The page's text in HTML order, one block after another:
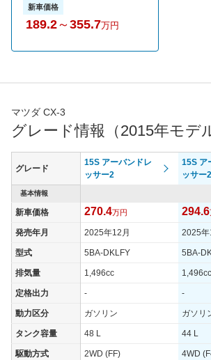
り心地を向上。ディーゼルエンジン特有の音の
能を追加した。また、安全装備ではブレーキを
被害を軽減するアドバンスト・スマート・シテ
さらにマツダの先進安全技術「i-ACTIVSENSE
備し、衝突被害軽減ブレーキのアドバンスト
機能が採用されている。2018年5月にはマイナ
て新開発のタイヤを装着することで、操る楽し
乗り心地や静粛性を向上。またエンジンは2Lガ
新技術を採用し実用域でのトルクと燃費性能の
1.5Lディーゼルターボエンジンは、新開発の
ボエンジンに換装され、力強い加速力と優れた
ている。そして2020年5月には最高出力111ps
列４気筒ガソリンエンジン搭載車を追加。組み
となっている。（2020.5）
新車価格
189.2～ 355.7万円
マツダ CX-3
グレード情報（2015年モデ
グレード
15S アーバンドレ
ッサー2
15S ア
ッサー2
基本情報
新車価格 270.4万円 294.6
発売年月 2025年12月 2025年
型式 5BA-DKLFY 5BA-
排気量 1,496cc 1,496cc
定格出力 - -
動力区分 ガソリン ガソリ
タンク容量 48 L 44 L
駆動方式 2WD (FF) 4WD